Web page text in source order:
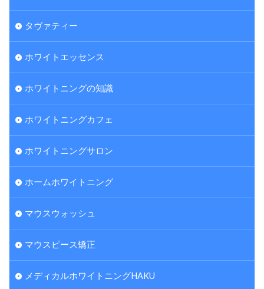
タヴァティー
ホワイトエッセンス
ホワイトニングの知識
ホワイトニングカフェ
ホワイトニングサロン
ホームホワイトニング
マウスウォッシュ
マウスピース矯正
メディカルホワイトニングHAKU